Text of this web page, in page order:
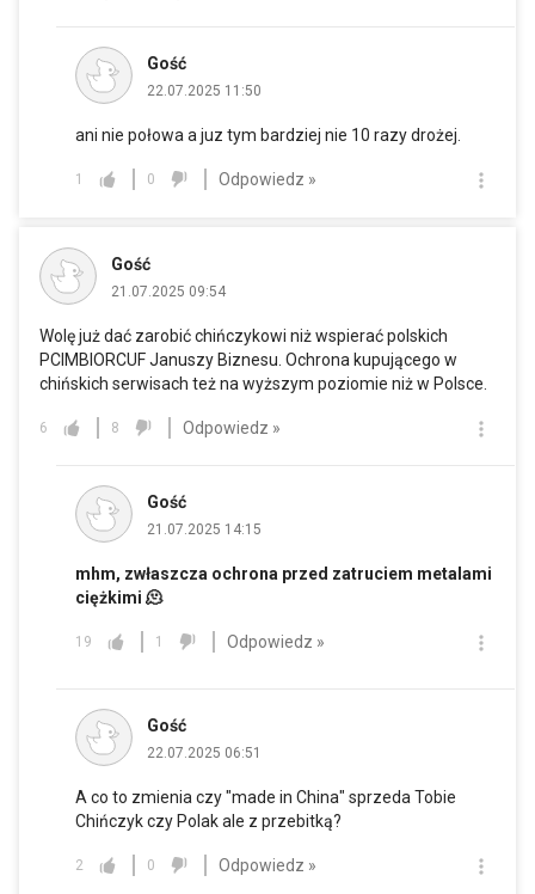
Gość
22.07.2025 11:50
ani nie połowa a juz tym bardziej nie 10 razy drożej.
1 0 Odpowiedz »
Gość
21.07.2025 09:54
Wolę już dać zarobić chińczykowi niż wspierać polskich
PCIMBIORCUF Januszy Biznesu. Ochrona kupującego w
chińskich serwisach też na wyższym poziomie niż w Polsce.
6 8 Odpowiedz »
Gość
21.07.2025 14:15
mhm, zwłaszcza ochrona przed zatruciem metalami
ciężkimi 🫠
19 1 Odpowiedz »
Gość
22.07.2025 06:51
A co to zmienia czy "made in China" sprzeda Tobie
Chińczyk czy Polak ale z przebitką?
2 0 Odpowiedz »